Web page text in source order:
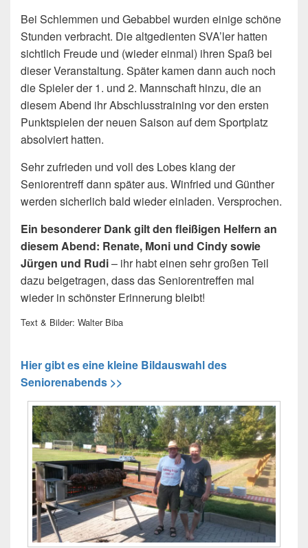
Bei Schlemmen und Gebabbel wurden einige schöne
Stunden verbracht. Die altgedienten SVA’ler hatten
sichtlich Freude und (wieder einmal) ihren Spaß bei
dieser Veranstaltung. Später kamen dann auch noch
die Spieler der 1. und 2. Mannschaft hinzu, die an
diesem Abend ihr Abschlusstraining vor den ersten
Punktspielen der neuen Saison auf dem Sportplatz
absolviert hatten.
Sehr zufrieden und voll des Lobes klang der
Seniorentreff dann später aus. Winfried und Günther
werden sicherlich bald wieder einladen. Versprochen.
Ein besonderer Dank gilt den fleißigen Helfern an
diesem Abend: Renate, Moni und Cindy sowie
Jürgen und Rudi– ihr habt einen sehr großen Teil
dazu beigetragen, dass das Seniorentreffen mal
wieder in schönster Erinnerung bleibt!
Text & Bilder: Walter Biba
Hier gibt es eine kleine Bildauswahl des
Seniorenabends >>